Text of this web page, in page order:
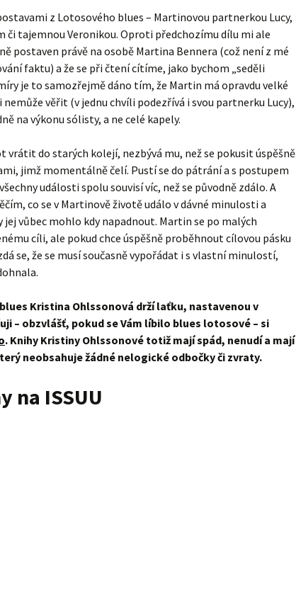
z Lotosového blues – Martinovou partnerkou Lucy,
či tajemnou Veronikou. Oproti předchozímu dílu mi ale
postaven právě na osobě Martina Bennera (což není z mé
faktu) a že se při čtení cítíme, jako bychom „seděli
je to samozřejmě dáno tím, že Martin má opravdu velké
věřit (v jednu chvíli podezřívá i svou partnerku Lucy),
na výkonu sólisty, a ne celé kapely.
vrátit do starých kolejí, nezbývá mu, než se pokusit úspěšně
jimž momentálně čelí. Pustí se do pátrání a s postupem
události spolu souvisí víc, než se původně zdálo. A
co se v Martinově životě událo v dávné minulosti a
jej vůbec mohlo kdy napadnout. Martin se po malých
cíli, ale pokud chce úspěšně proběhnout cílovou pásku
se, že se musí současně vypořádat i s vlastní minulostí,
Kristina Ohlssonová drží laťku, nastavenou v
– obzvlášť, pokud se Vám líbilo blues lotosové – si
. Knihy Kristiny Ohlssonové totiž mají spád, nenudí a mají
neobsahuje žádné nelogické odbočky či zvraty.
na ISSUU